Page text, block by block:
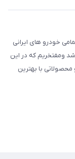
خودرو های ایرانی
میباشد ومفتخریم که در این
محصولاتی با بهترین